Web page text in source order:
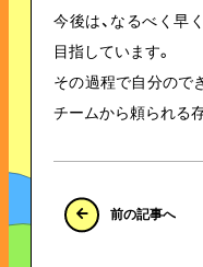
今後は、なるべく早
目指しています。
その過程で自分ので
チームから頼られる
前の記事へ